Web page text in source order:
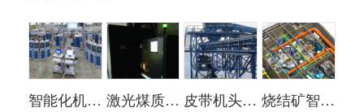
查看更多智能化机器人自动采制样
查看更多激光煤质分析仪LIBS
查看更多皮带机头部、中部采制样系统
查看更多烧结矿智能化机器人制样